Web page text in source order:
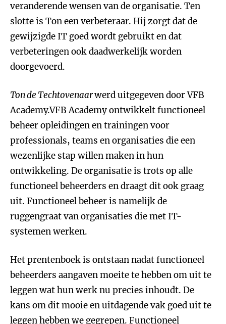
veranderende wensen van de organisatie. Ten
slotte is Ton een verbeteraar. Hij zorgt dat de
gewijzigde IT goed wordt gebruikt en dat
verbeteringen ook daadwerkelijk worden
doorgevoerd.
Ton de Techtovenaarwerd uitgegeven door VFB
Academy.VFB Academy ontwikkelt functioneel
beheer opleidingen en trainingen voor
professionals, teams en organisaties die een
wezenlijke stap willen maken in hun
ontwikkeling. De organisatie is trots op alle
functioneel beheerders en draagt dit ook graag
uit. Functioneel beheer is namelijk de
ruggengraat van organisaties die met IT-
systemen werken.
Het prentenboek is ontstaan nadat functioneel
beheerders aangaven moeite te hebben om uit te
leggen wat hun werk nu precies inhoudt. De
kans om dit mooie en uitdagende vak goed uit te
leggen hebben we gegrepen. Functioneel